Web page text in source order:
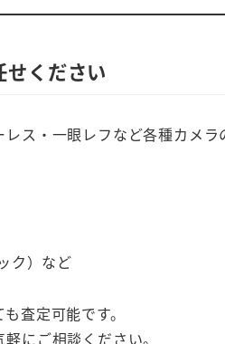
せください
ス・一眼レフなど各種カメラ
ク）など
査定可能です。
にご相談ください。